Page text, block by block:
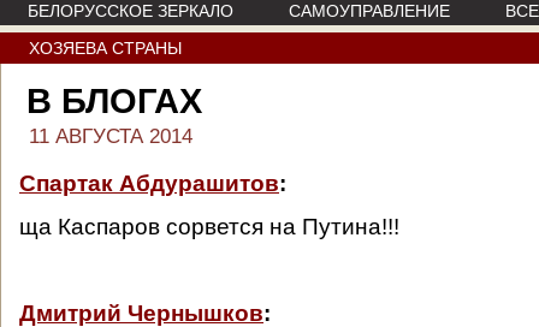
БЕЛОРУССКОЕ ЗЕРКАЛО
САМОУПРАВЛЕНИЕ
ХОЗЯЕВА СТРАНЫ
В БЛОГАХ
11 АВГУСТА 2014
Спартак Абдурашитов:
ща Каспаров сорвется на Путина!!!
Дмитрий Чернышков: